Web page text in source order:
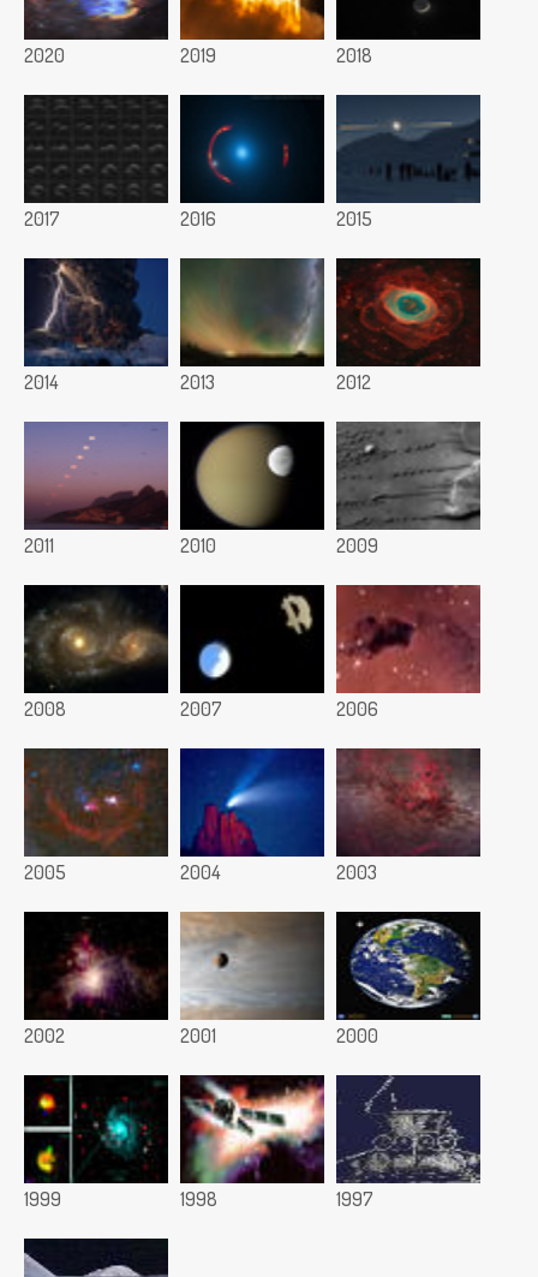
2020 2019 2018
2017 2016 2015
2014 2013 2012
2011 2010 2009
2008 2007 2006
2005 2004 2003
2002 2001 2000
1999 1998 1997